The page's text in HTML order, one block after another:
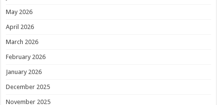
May 2026
April 2026
March 2026
February 2026
January 2026
December 2025
November 2025